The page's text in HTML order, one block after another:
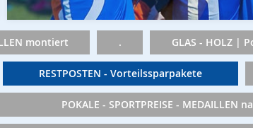
montiert . GLAS - HOLZ |
RESTPOSTEN - Vorteilssparpakete
POKALE - SPORTPREISE - MEDAILLEN